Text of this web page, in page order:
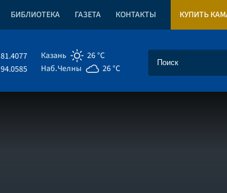
БИБЛИОТЕКА ГАЗЕТА КОНТАКТЫ КУПИТЬ
81.4077
94.0585
Казань
26 °C
Наб.Челны
26 °C